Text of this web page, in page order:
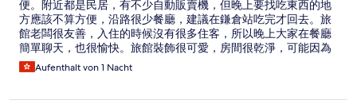
便。附近都是民居，有不少自動販賣機，但晚上要找吃東西的地
方應該不算方便，沿路很少餐廳，建議在鎌倉站吃完才回去。旅
館老闆很友善，入住的時候沒有很多住客，所以晚上大家在餐廳
簡單聊天，也很愉快。旅館裝飾很可愛，房間很乾淨，可能因為
是和室關係，所以早上未起床時會聽到外面談話的聲音。公用淋
浴間和公用厠所也很乾淨。
Aufenthalt von 1 Nacht